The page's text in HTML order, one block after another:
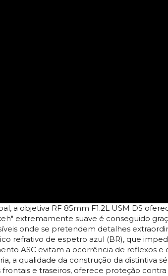
a objetiva RF 85mm F1.2L USM DS
extremamente suave é conseguido
onde se pretendem detalhes
refrativo de espetro azul (BR), que
ASC evitam a ocorrência de reflexos
a qualidade da construção da distintiva
e traseiros, oferece proteção contra